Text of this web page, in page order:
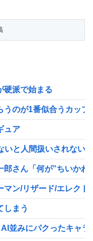
硬派で始まる
のが1番似合うカップ
ュア
いと人間扱いされない
郎さん「何が”ちいかわ
ン/リザード/エレクト
しまう
並みにパクったキャ